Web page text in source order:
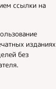
ссылки на
изданиях
без